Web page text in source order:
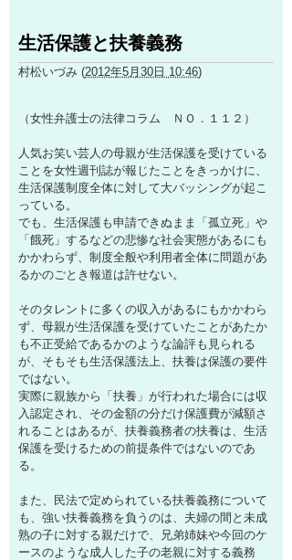
生活保護と扶養義務
村松いづみ (2012年5月30日 10:46)
（女性弁護士の法律コラム ＮＯ．１１２）
人気お笑い芸人の母親が生活保護を受けている
ことを女性週刊誌が報じたことをきっかけに、
生活保護制度全体に対して大バッシングが起こ
っている。
でも、生活保護も申請できぬまま「孤立死」や
「餓死」するなどの悲惨な社会実態があるにも
かかわらず、制度全般や利用者全体に問題があ
るかのごとき報道は許せない。
そのタレントに多くの収入があるにもかかわら
ず、母親が生活保護を受けていたことがあたか
も不正受給であるかのような論評も見られる
が、そもそも生活保護法上、扶養は保護の要件
ではない。
実際に親族から「扶養」が行われた場合には収
入認定され、その金額の分だけ保護費が減額さ
れることはあるが、扶養義務者の扶養は、生活
保護を受けるための前提条件ではないのであ
る。
また、民法で定められている扶養義務について
も、強い扶養義務を負うのは、夫婦の間と未成
熟の子に対する親だけで、兄弟姉妹や今回のケ
ースのような成人した子の老親に対する義務